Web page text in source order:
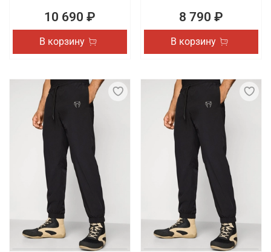
10 690 ₽
В корзину
8 790 ₽
В корзину